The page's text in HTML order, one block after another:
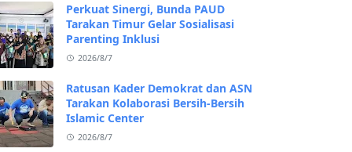
Perkuat Sinergi, Bunda PAUD
Tarakan Timur Gelar Sosialisasi
Parenting Inklusi
2026/8/7
Ratusan Kader Demokrat dan ASN
Tarakan Kolaborasi Bersih-Bersih
Islamic Center
2026/8/7